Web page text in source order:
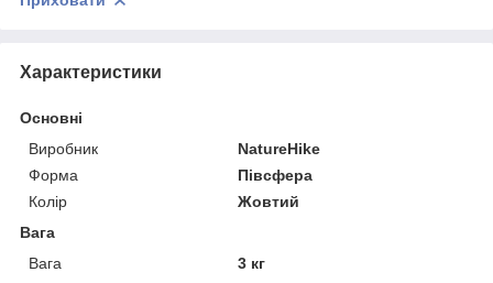
Характеристики
Основні
Виробник
NatureHike
Форма
Півсфера
Колір
Жовтий
Вага
Вага
3 кг